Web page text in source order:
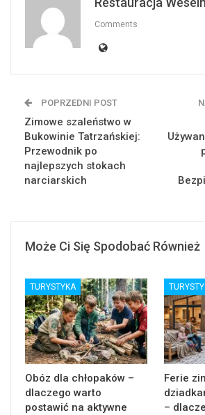
Comments
POPRZEDNI POST
Zimowe szaleństwo w
Bukowinie Tatrzańskiej:
Przewodnik po
najlepszych stokach
narciarskich
Może Ci Się Spodobać Również
TURYSTYKA
Obóz dla chłopaków –
dlaczego warto
postawić na aktywne
Ferie
–